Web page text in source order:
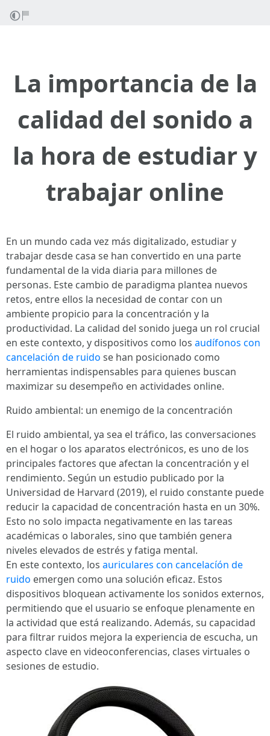
La importancia de la
calidad del sonido a
la hora de estudiar y
trabajar online
En un mundo cada vez más digitalizado, estudiar y
trabajar desde casa se han convertido en una parte
fundamental de la vida diaria para millones de
personas. Este cambio de paradigma plantea nuevos
retos, entre ellos la necesidad de contar con un
ambiente propicio para la concentración y la
productividad. La calidad del sonido juega un rol crucial
en este contexto, y dispositivos como los audífonos con
cancelación de ruido se han posicionado como
herramientas indispensables para quienes buscan
maximizar su desempeño en actividades online.
Ruido ambiental: un enemigo de la concentración
El ruido ambiental, ya sea el tráfico, las conversaciones
en el hogar o los aparatos electrónicos, es uno de los
principales factores que afectan la concentración y el
rendimiento. Según un estudio publicado por la
Universidad de Harvard (2019), el ruido constante puede
reducir la capacidad de concentración hasta en un 30%.
Esto no solo impacta negativamente en las tareas
académicas o laborales, sino que también genera
niveles elevados de estrés y fatiga mental.
En este contexto, los auriculares con cancelacíón de
ruido emergen como una solución eficaz. Estos
dispositivos bloquean activamente los sonidos externos,
permitiendo que el usuario se enfoque plenamente en
la actividad que está realizando. Además, su capacidad
para filtrar ruidos mejora la experiencia de escucha, un
aspecto clave en videoconferencias, clases virtuales o
sesiones de estudio.